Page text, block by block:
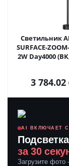
Светильник
SURFACE-
2W Day4000
3 784.02
AI ВКЛЮЧАЕТ
за 30
Загрузите фото